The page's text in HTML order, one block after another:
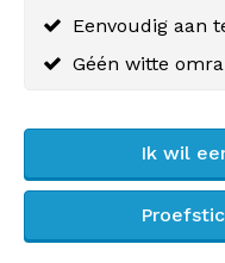
Eenvoudig aan
Géén witte
Ik wil